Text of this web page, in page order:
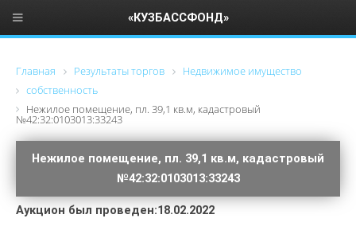
Главная Результаты торгов
Недвижимое имущество
cобственность
Нежилое помещение, пл. 39,1 кв.м, кадастровый
№42:32:0103013:33243
Нежилое помещение, пл. 39,1 кв.м, кадастровый
№42:32:0103013:33243
Аукцион был проведен:18.02.2022
«КУЗБАССФОНД»